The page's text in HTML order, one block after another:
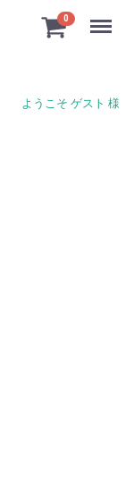
0
ようこそ ゲスト 様
Menu